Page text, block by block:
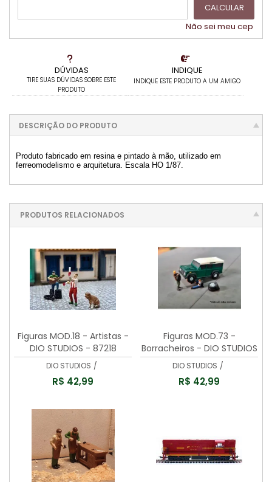
DÚVIDAS
TIRE SUAS DÚVIDAS SOBRE ESTE
PRODUTO
INDIQUE
INDIQUE ESTE PRODUTO A UM AMIGO
5x com juros de R$ 9,96
.
.
.
CALCULAR
Não sei meu cep
DESCRIÇÃO DO PRODUTO
Produto fabricado em resina e pintado à mão, utilizado em
ferreomodelismo e arquitetura. Escala HO 1/87.
PRODUTOS RELACIONADOS
Figuras MOD.18 - Artistas -
DIO STUDIOS - 87218
DIO STUDIOS /
R$ 42,99
Figuras MOD.73 -
Borracheiros - DIO STUDIOS
- 87375
DIO STUDIOS /
R$ 42,99